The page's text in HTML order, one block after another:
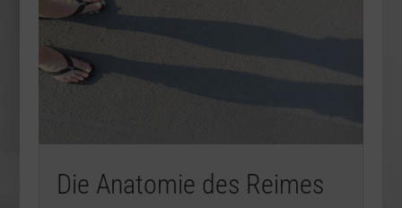
Die Anatomie des Reimes